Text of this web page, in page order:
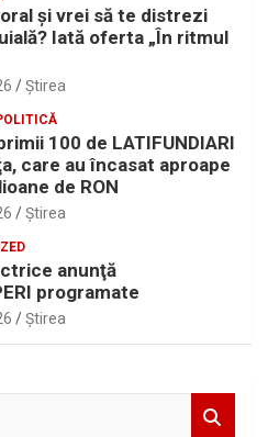
şi vrei să te distrezi
Iată oferta „În ritmul
Ştirea
100 de LATIFUNDIARI
care au încasat aproape
de RON
Ştirea
anunţă
programate
Ştirea